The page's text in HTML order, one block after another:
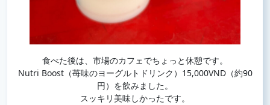
食べた後は、市場のカフェでちょっと休憩です。
Nutri Boost（苺味のヨーグルトドリンク）15,000VND（約90
円）を飲みました。
スッキリ美味しかったです。